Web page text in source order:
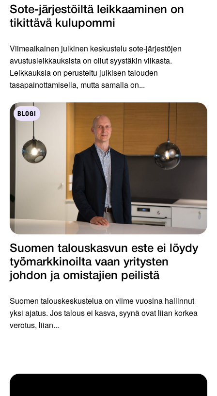
Sote-järjestöiltä leikkaaminen on
tikittävä kulupommi
Viimeaikainen julkinen keskustelu sote-järjestöjen
avustusleikkauksista on ollut syystäkin vilkasta.
Leikkauksia on perusteltu julkisen talouden
tasapainottamisella, mutta samalla on...
BLOGI
Suomen talouskasvun este ei löydy
työmarkkinoilta vaan yritysten
johdon ja omistajien peilistä
Suomen talouskeskustelua on viime vuosina hallinnut
yksi ajatus. Jos talous ei kasva, syynä ovat liian korkea
verotus, liian...